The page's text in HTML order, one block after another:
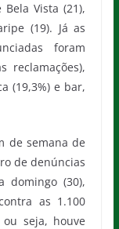
Bela Vista (21),
(19). Já as
foram
reclamações),
(19,3%) e bar,
de semana de
de denúncias
domingo (30),
as 1.100
seja, houve